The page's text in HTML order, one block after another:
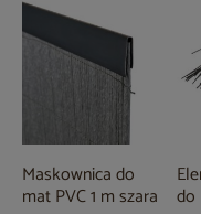
Maskownica do
mat PVC 1 m szara do